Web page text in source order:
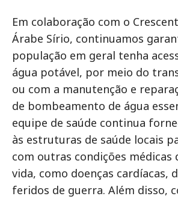
Em colaboração com o
Árabe Sírio, continuamos
população em geral tenha
água potável, por meio do
ou com a manutenção e
de bombeamento de água
equipe de saúde continua
às estruturas de saúde locais
com outras condições médicas
vida, como doenças cardíacas,
feridos de guerra. Além disso,